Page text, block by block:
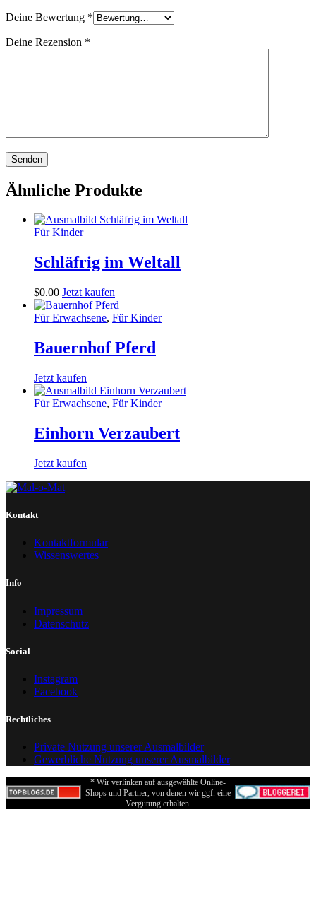
Deine Bewertung *
Deine Rezension *
Ähnliche Produkte
Für Kinder
Schläfrig im Weltall
$0.00 Jetzt kaufen
Für Erwachsene, Für Kinder
Bauernhof Pferd
Jetzt kaufen
Für Erwachsene, Für Kinder
Einhorn Verzaubert
Jetzt kaufen
Kontakt
Kontaktformular
Wissenswertes
Info
Impressum
Datenschutz
Social
Instagram
Facebook
Rechtliches
Private Nutzung unserer Ausmalbilder
Gewerbliche Nutzung unserer Ausmalbilder
* Wir verlinken auf ausgewählte Online-
Shops und Partner, von denen wir ggf. eine
Vergütung erhalten.